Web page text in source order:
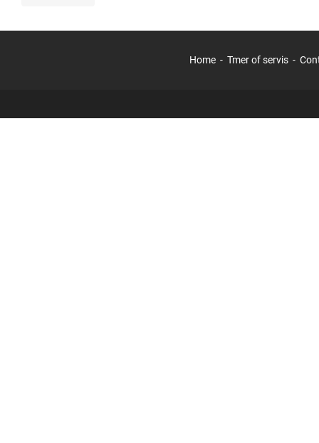
Home Tmer of servis